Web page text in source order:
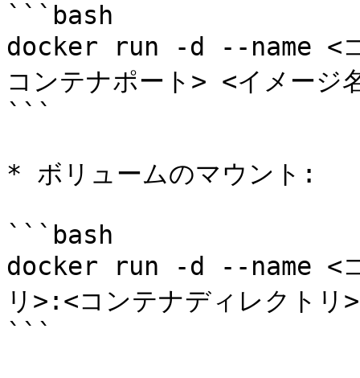
```bash
docker run -d --name <コ
コンテナポート> <イメージ
```
* ボリュームのマウント:
```bash
docker run -d --name <コ
リ>:<コンテナディレクト
```